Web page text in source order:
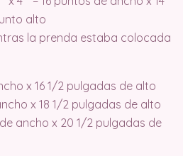
alto
la prenda estaba colocada
x 16 1/2 pulgadas de alto
x 18 1/2 pulgadas de alto
ancho x 20 1/2 pulgadas de